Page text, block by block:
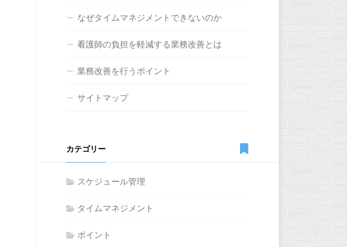
なぜタイムマネジメントできないのか
看護師の負担を軽減する業務改善とは
業務改善を行うポイント
サイトマップ
カテゴリー
スケジュール管理
タイムマネジメント
ポイント